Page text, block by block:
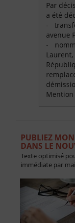
Par
a été
-
avenue
-
Mention
PUBLIEZ
DANS LE
Texte optimisé
immédiate par